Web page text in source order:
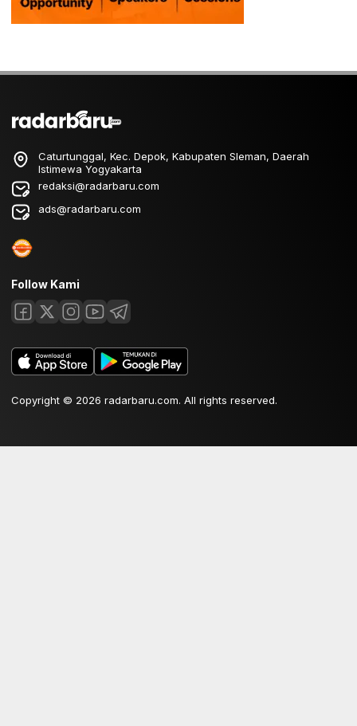
Caturtunggal, Kec. Depok, Kabupaten Sleman, Daerah
Istimewa Yogyakarta
redaksi@radarbaru.com
ads@radarbaru.com
Follow Kami
Copyright © 2026 radarbaru.com. All rights reserved.